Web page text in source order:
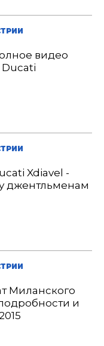
видео
Xdiavel -
джентльменам
Миланского
и